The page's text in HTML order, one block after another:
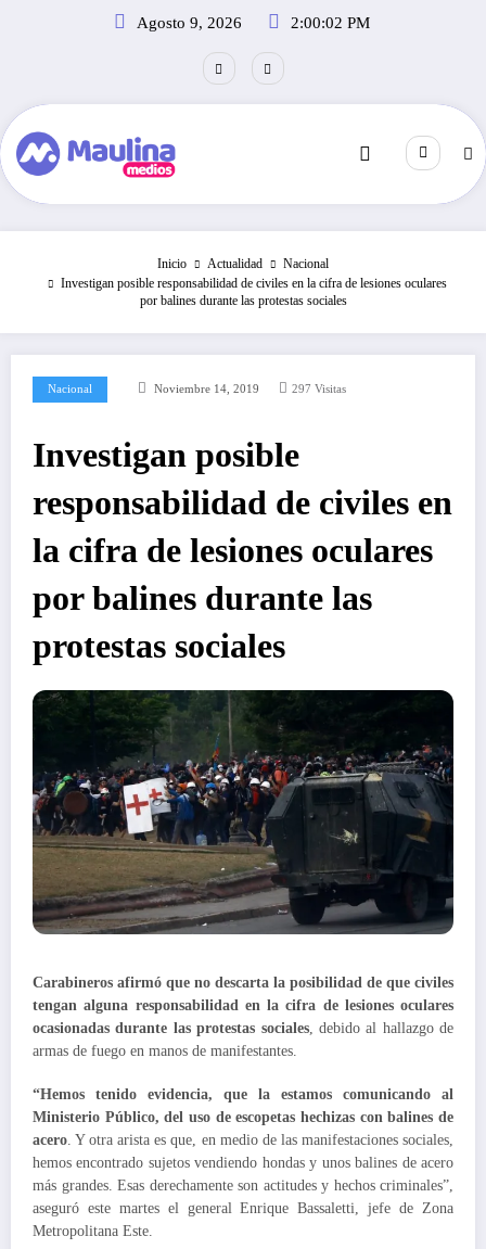
Agosto 9, 2026 2:00:03 PM
Inicio Actualidad
Nacional
Investigan posible responsabilidad de civiles en la cifra de lesiones oculares
por balines durante las protestas sociales
Nacional Noviembre 14, 2019 297 Visitas
Investigan posible
responsabilidad de civiles en
la cifra de lesiones oculares
por balines durante las
protestas sociales
Carabineros afirmó que no descarta la posibilidad de que civiles
tengan alguna responsabilidad en la cifra de lesiones oculares
ocasionadas durante las protestas sociales, debido al hallazgo de
armas de fuego en manos de manifestantes.
“Hemos tenido evidencia, que la estamos comunicando al
Ministerio Público, del uso de escopetas hechizas con balines de
acero . Y otra arista es que, en medio de las manifestaciones sociales,
hemos encontrado sujetos vendiendo hondas y unos balines de acero
más grandes. Esas derechamente son actitudes y hechos criminales”,
aseguró este martes el general Enrique Bassaletti, jefe de Zona
Metropolitana Este.